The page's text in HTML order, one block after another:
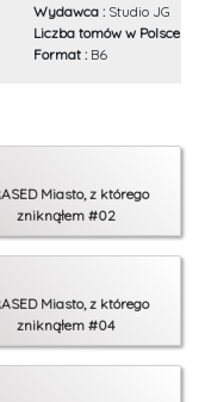
Wydawca : Studio JG
Liczba tomów w Polsce :
Format : B6
Miasto, z którego
zniknąłem #02
Miasto, z którego
zniknąłem #04